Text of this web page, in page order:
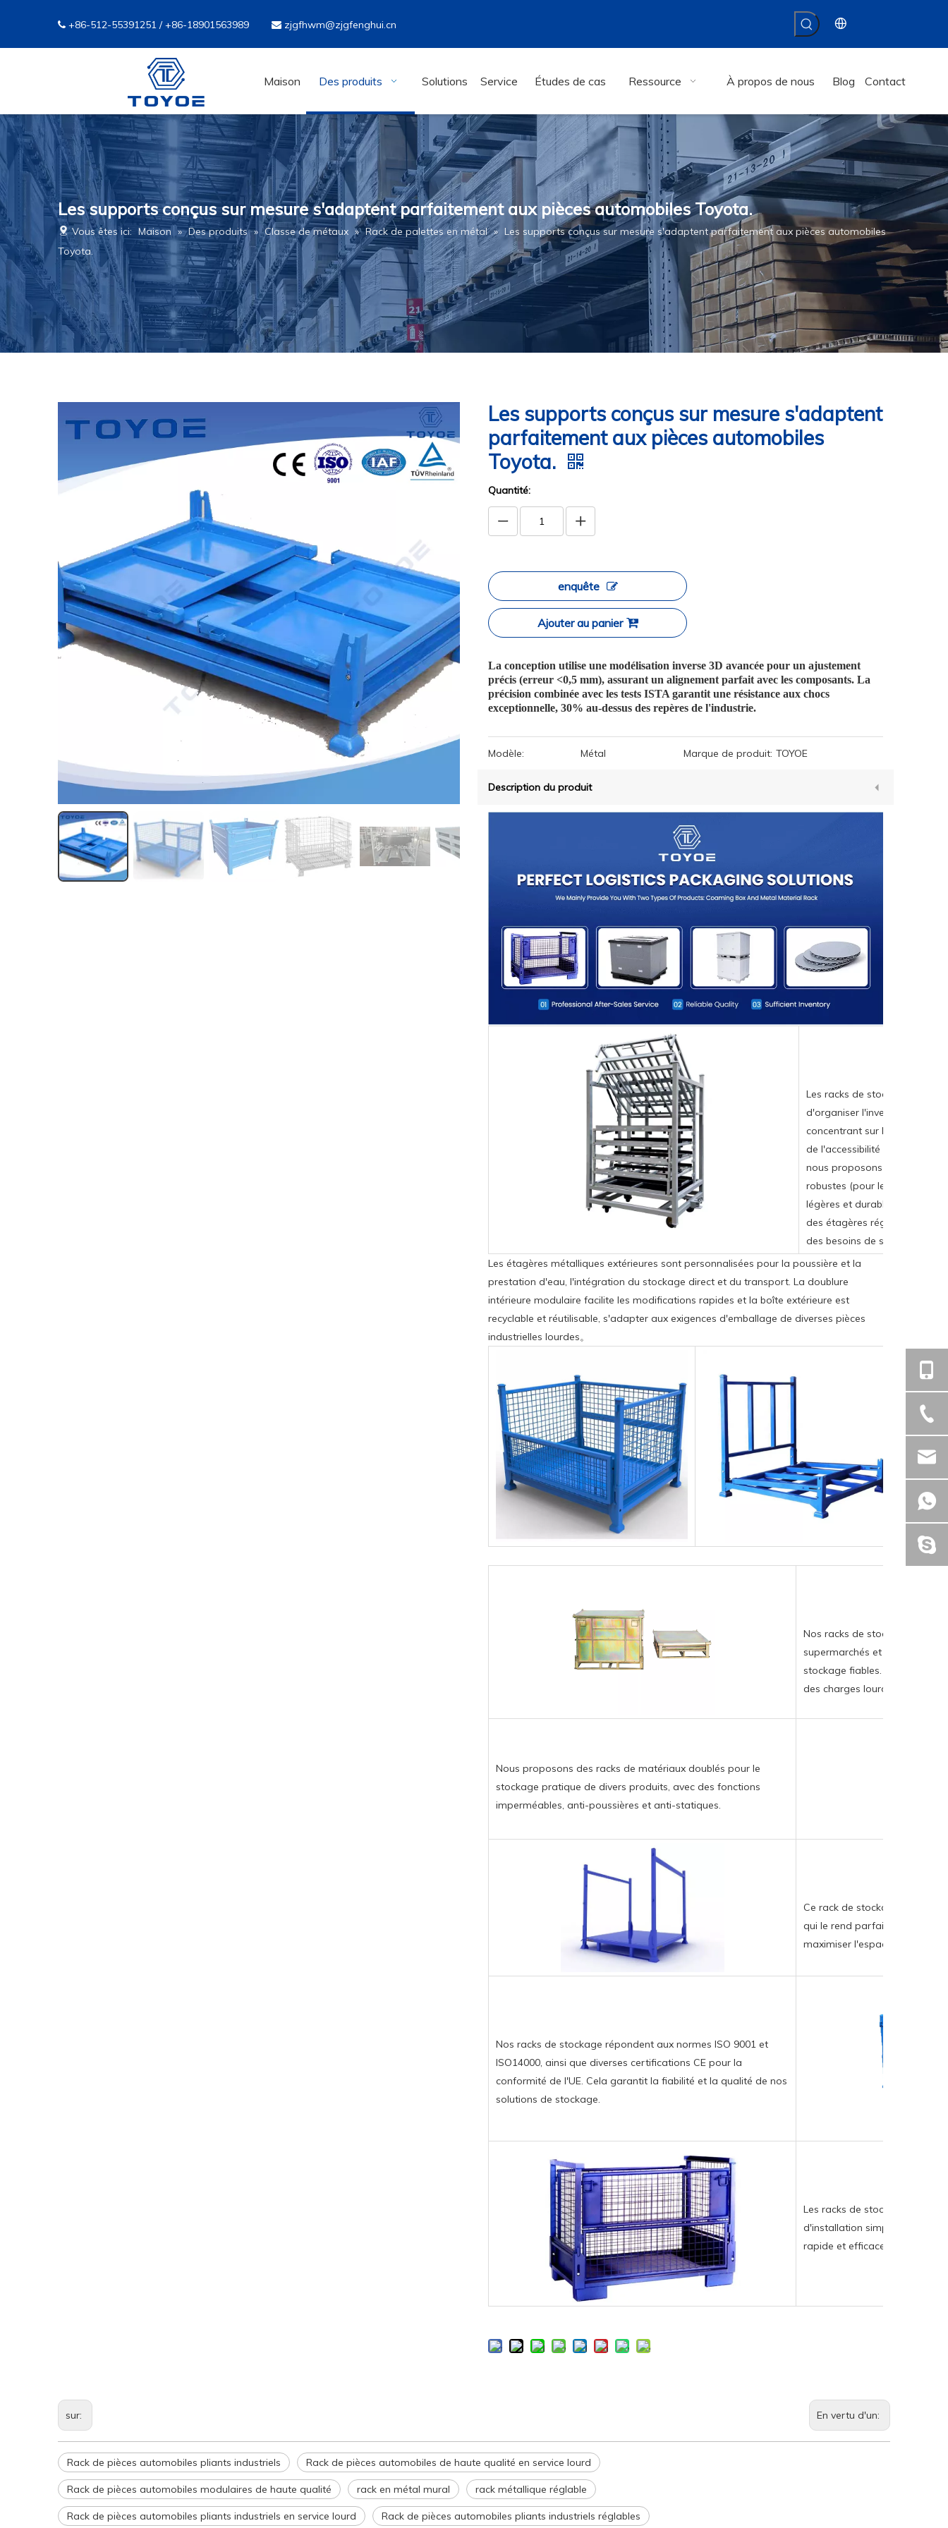
 +86-512-55391251 / +86-18901563989  zjgfhwm@zjgfenghui.cn
Maison Des produits Solutions Service Études de cas Ressource À propos de nous Blog Contact
Les supports conçus sur mesure s'adaptent parfaitement aux pièces automobiles Toyota.
Vous êtes ici: Maison » Des produits » Classe de métaux » Rack de palettes en métal » Les supports conçus sur mesure s'adaptent parfaitement aux pièces automobiles
Toyota.
Les supports conçus sur mesure s'adaptent
parfaitement aux pièces automobiles
Toyota.
Quantité:
enquête
Ajouter au panier
La conception utilise une modélisation inverse 3D avancée pour un ajustement
précis (erreur <0,5 mm), assurant un alignement parfait avec les composants. La
précision combinée avec les tests ISTA garantit une résistance aux chocs
exceptionnelle, 30% au-dessus des repères de l'industrie.
Modèle: Métal Marque de produit: TOYOE
Description du produit
Les racks de stockage sont
d'organiser l'inventaire/les
concentrant sur la
de l'accessibilité des articles.
nous proposons une gamme
robustes (pour les charges
légères et durables (pour les
des étagères réglables
des besoins de stockage
Les étagères métalliques extérieures sont personnalisées pour la poussière et la
prestation d'eau, l'intégration du stockage direct et du transport. La doublure
intérieure modulaire facilite les modifications rapides et la boîte extérieure est
recyclable et réutilisable, s'adapter aux exigences d'emballage de diverses pièces
industrielles lourdes。
Nos racks de stockage sont
supermarchés et les
stockage fiables. Ils se
des charges lourdes.
Nous proposons des racks de matériaux doublés pour le
stockage pratique de divers produits, avec des fonctions
imperméables, anti-poussières et anti-statiques.
Ce rack de stockage solide a
qui le rend parfait pour les
maximiser l'espace de
Nos racks de stockage répondent aux normes ISO 9001 et
ISO14000, ainsi que diverses certifications CE pour la
conformité de l'UE. Cela garantit la fiabilité et la qualité de nos
solutions de stockage.
Les racks de stockage sont
d'installation simple et intuitif,
rapide et efficace dans votre
sur: En vertu d'un:
Rack de pièces automobiles pliants industriels Rack de pièces automobiles de haute qualité en service lourd
Rack de pièces automobiles modulaires de haute qualité rack en métal mural rack métallique réglable
Rack de pièces automobiles pliants industriels en service lourd Rack de pièces automobiles pliants industriels réglables